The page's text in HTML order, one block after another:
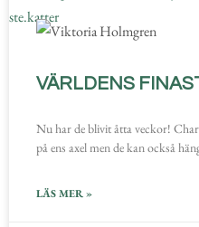
VÄRLDENS
Nu har de blivit åtta veckor!
på ens axel men de kan också
LÄS MER »